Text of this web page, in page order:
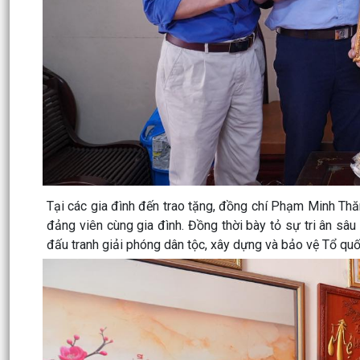
Tại các gia đình đến trao tặng, đồng chí Phạm Minh
đảng viên cùng gia đình. Đồng thời bày tỏ sự tri ân
đấu tranh giải phóng dân tộc, xây dựng và bảo vệ Tổ